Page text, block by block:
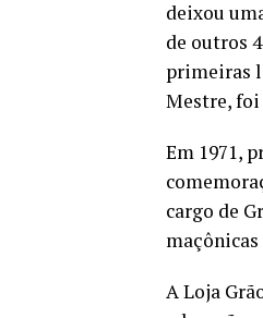
deixou
de outros
primeiras
Mestre, foi
Em 1971,
cargo de
A Loja